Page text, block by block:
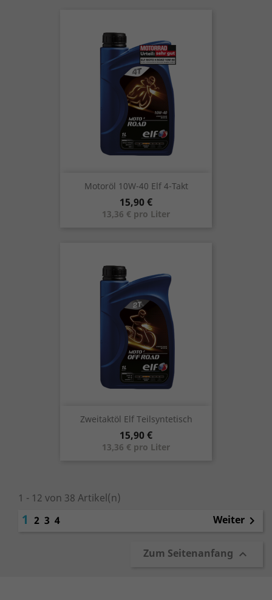
Motoröl 10W-40 Elf 4-Takt
Preis
15,90 €
13,36 € pro Liter
Zweitaktöl Elf Teilsyntetisch
Preis
15,90 €
13,36 € pro Liter
1 - 12 von 38 Artikel(n)
1 2 3 4 Weiter 
Zum Seitenanfang 